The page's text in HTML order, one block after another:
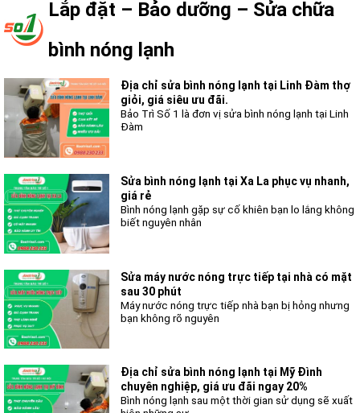
Lắp đặt – Bảo dưỡng – Sửa chữa
bình nóng lạnh
Địa chỉ sửa bình nóng lạnh tại Linh Đàm thợ
giỏi, giá siêu ưu đãi.
Bảo Trì Số 1 là đơn vị sửa bình nóng lạnh tại Linh
Đàm
Sửa bình nóng lạnh tại Xa La phục vụ nhanh,
giá rẻ
Bình nóng lạnh gặp sự cố khiên bạn lo lắng không
biết nguyên nhân
Sửa máy nước nóng trực tiếp tại nhà có mặt
sau 30 phút
Máy nước nóng trực tiếp nhà bạn bị hỏng nhưng
bạn không rõ nguyên
Địa chỉ sửa bình nóng lạnh tại Mỹ Đình
chuyên nghiệp, giá ưu đãi ngay 20%
Bình nóng lạnh sau một thời gian sử dụng sẽ xuất